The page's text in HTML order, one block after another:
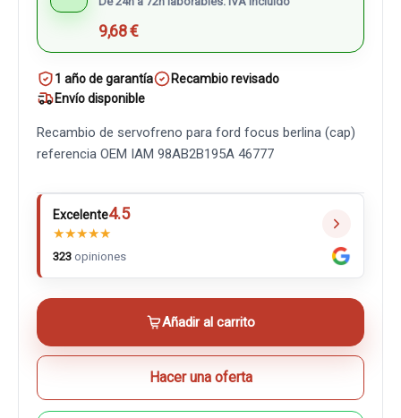
9,68 €
1 año de garantía
Recambio revisado
Envío disponible
Recambio de servofreno para ford focus berlina (cap)
referencia OEM IAM 98AB2B195A 46777
Excelente4.5
★★★★★
323 opiniones
Añadir al carrito
Hacer una oferta